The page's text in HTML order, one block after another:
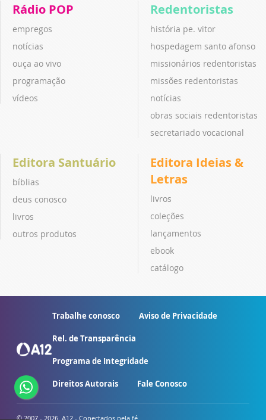
Rádio POP
empregos
notícias
ouça ao vivo
programação
vídeos
Redentoristas
história pe. vitor
hospedagem santo afonso
missionários redentoristas
missões redentoristas
notícias
obras sociais redentoristas
secretariado vocacional
Editora Santuário
bíblias
deus conosco
livros
outros produtos
Editora Ideias &
Letras
livros
coleções
lançamentos
ebook
catálogo
Trabalhe conosco Aviso de Privacidade
Rel. de Transparência
Programa de Integridade
Direitos Autorais Fale Conosco
© 2007 - 2026. A12 - Conectados pela fé.